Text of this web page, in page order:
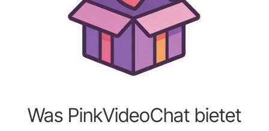
Was PinkVideoChat bietet